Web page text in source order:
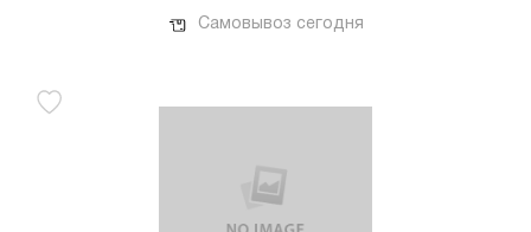
Самовывоз сегодня